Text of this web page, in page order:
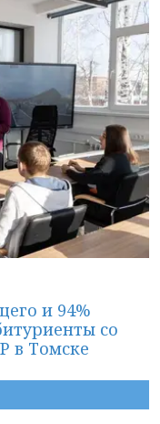
и 94%
со
в Томске